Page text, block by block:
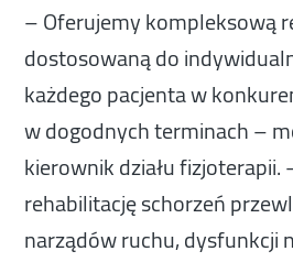
– Oferujemy kompleksową
dostosowaną do
każdego pacjenta w
w dogodnych terminach –
kierownik działu
rehabilitację schorzeń
narządów ruchu, dysfunkcji